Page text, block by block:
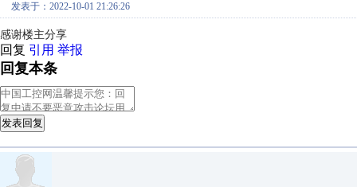
发表于：2022-10-01 21:26:26
感谢楼主分享
回复 引用 举报
回复本条
发表回复